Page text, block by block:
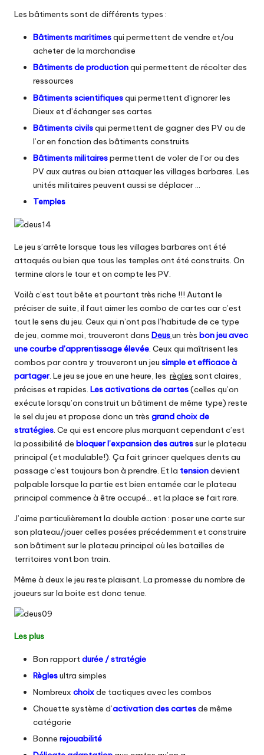
Les bâtiments sont de différents types :
Bâtiments maritimesqui permettent de vendre et/ou
acheter de la marchandise
Bâtiments de productionqui permettent de récolter des
ressources
Bâtiments scientifiquesqui permettent d’ignorer les
Dieux et d’échanger ses cartes
Bâtiments civilsqui permettent de gagner des PV ou de
l’or en fonction des bâtiments construits
Bâtiments militairespermettent de voler de l’or ou des
PV aux autres ou bien attaquer les villages barbares. Les
unités militaires peuvent aussi se déplacer …
Temples
Le jeu s’arrête lorsque tous les villages barbares ont été
attaqués ou bien que tous les temples ont été construits. On
termine alors le tour et on compte les PV.
Voilà c’est tout bête et pourtant très riche !!! Autant le
préciser de suite, il faut aimer les combo de cartes car c’est
tout le sens du jeu. Ceux qui n’ont pas l’habitude de ce type
de jeu, comme moi, trouveront dans Deusun très bon jeu avec
une courbe d’apprentissage élevée. Ceux qui maîtrisent les
combos par contre y trouveront un jeu simple et efficace à
partager. Le jeu se joue en une heure, les règles sont claires,
précises et rapides. Les activations de cartes(celles qu’on
exécute lorsqu’on construit un bâtiment de même type) reste
le sel du jeu et propose donc un très grand choix de
stratégies. Ce qui est encore plus marquant cependant c’est
la possibilité de bloquer l’expansion des autressur le plateau
principal (et modulable!). Ça fait grincer quelques dents au
passage c’est toujours bon à prendre. Et la tensiondevient
palpable lorsque la partie est bien entamée car le plateau
principal commence à être occupé… et la place se fait rare.
J’aime particulièrement la double action : poser une carte sur
son plateau/jouer celles posées précédemment et construire
son bâtiment sur le plateau principal où les batailles de
territoires vont bon train.
Même à deux le jeu reste plaisant. La promesse du nombre de
joueurs sur la boite est donc tenue.
Les plus
Bon rapportdurée / stratégie
Règlesultra simples
Nombreux choixde tactiques avec les combos
Chouette système d’activation des cartesde même
catégorie
Bonne rejouabilité